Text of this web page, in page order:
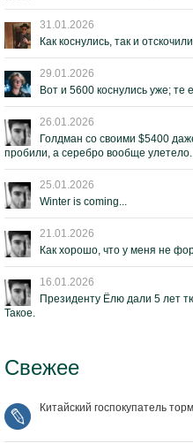
31.01.2026
Как коснулись, так и
29.01.2026
Вот и 5600 коснулись уже; те
26.01.2026
Голдман со своими $5400
пробили, а серебро вообще улетело...
25.01.2026
Winter is coming...
21.01.2026
Как хорошо, что у меня не
16.01.2026
Президенту Ёлю дали 5 лет
Такое.
Свежее
Китайский госпокупатель